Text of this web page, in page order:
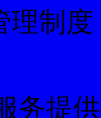
理制
务提